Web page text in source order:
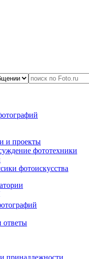
и проекты
фототехники
фотоискусства
ответы